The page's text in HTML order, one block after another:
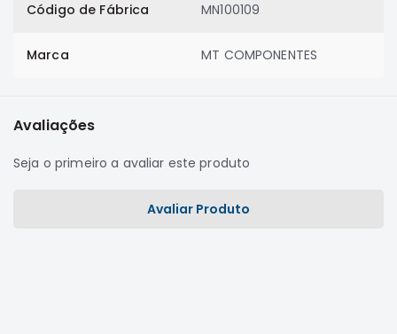
Código de Fábrica MN100109
Marca MT COMPONENTES
Avaliações
Seja o primeiro a avaliar este produto
Avaliar Produto